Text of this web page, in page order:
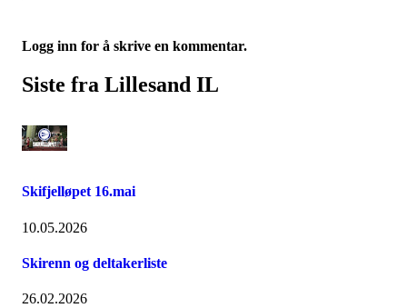
Logg inn for å skrive en kommentar.
Siste fra Lillesand IL
Skifjelløpet 16.mai
10.05.2026
Skirenn og deltakerliste
26.02.2026